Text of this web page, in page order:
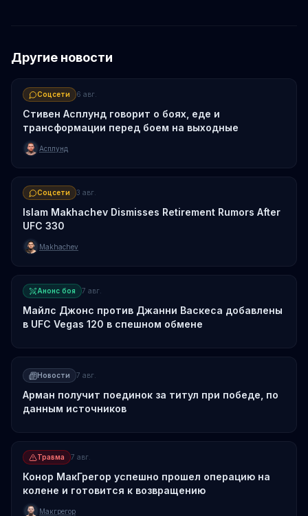
Другие новости
Соцсети 6 авг.
Стивен Асплунд говорит о боях, еде и
трансформации перед боем на выходные
Асплунд
Соцсети 3 авг.
Islam Makhachev Dismisses Retirement Rumors After
UFC 330
Makhachev
Анонс боя 7 авг.
Майлс Джонс против Джанни Васкеса добавлены
в UFC Vegas 120 в спешном обмене
Новости 7 авг.
Арман получит поединок за титул при победе, по
данным источников
Травма 7 авг.
Конор МакГрегор успешно прошел операцию на
колене и готовится к возвращению
Макгрегор